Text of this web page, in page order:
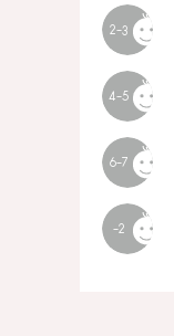
2-3
4-5
6-7
-2